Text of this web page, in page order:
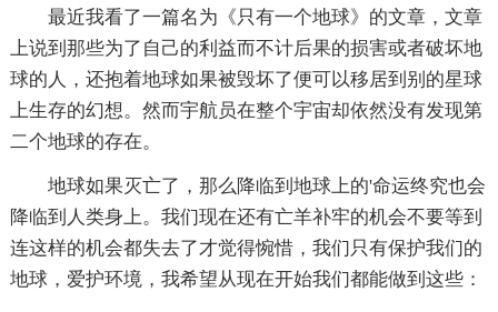
最近我看了一篇名为《只有一个地球》的文章，文章
上说到那些为了自己的利益而不计后果的损害或者破坏地
球的人，还抱着地球如果被毁坏了便可以移居到别的星球
上生存的幻想。然而宇航员在整个宇宙却依然没有发现第
二个地球的存在。
地球如果灭亡了，那么降临到地球上的'命运终究也会
降临到人类身上。我们现在还有亡羊补牢的机会不要等到
连这样的机会都失去了才觉得惋惜，我们只有保护我们的
地球，爱护环境，我希望从现在开始我们都能做到这些：